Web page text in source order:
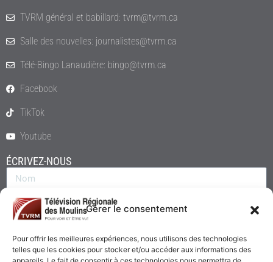
Gérer le consentement
Pour offrir les meilleures expériences, nous utilisons des technologies
telles que les cookies pour stocker et/ou accéder aux informations des
TVRM général et babillard: tvrm@tvrm.ca
Salle des nouvelles: journalistes@tvrm.ca
Télé-Bingo Lanaudière: bingo@tvrm.ca
Facebook
TikTok
Youtube
ÉCRIVEZ-NOUS